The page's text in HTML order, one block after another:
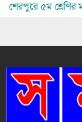
শেরপুরে ৫ম শ্রেণির